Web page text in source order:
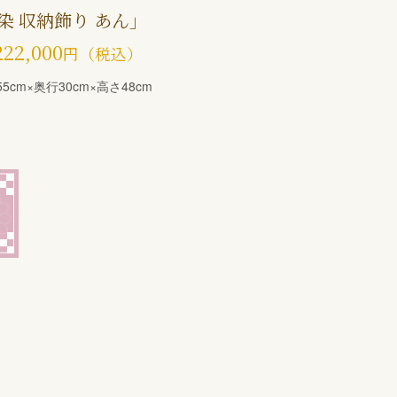
収納飾り あん」
円（税込）
奥行30cm×高さ48cm